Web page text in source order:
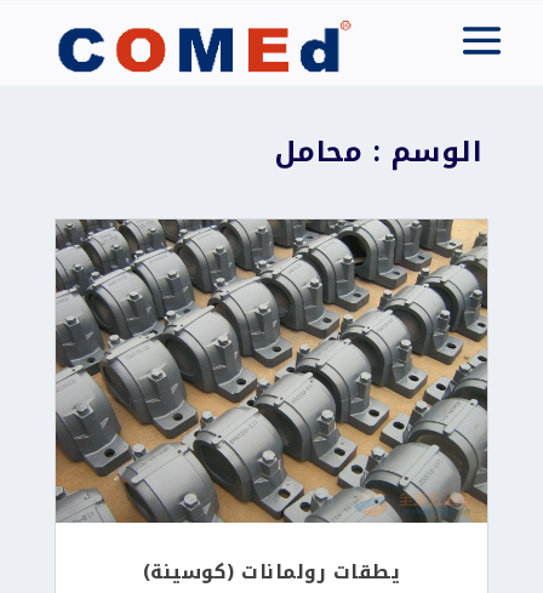
الوسم : محامل
يطقات رولمانات (كوسينة)